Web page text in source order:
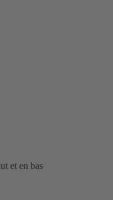
et en bas